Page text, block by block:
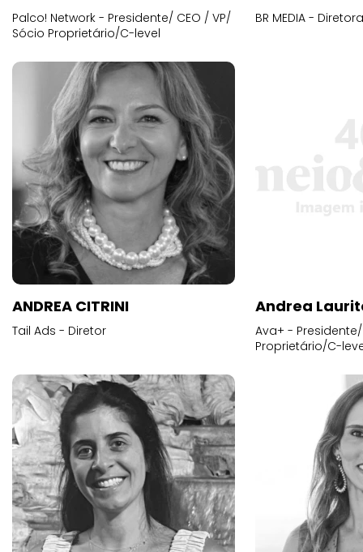
Palco! Network - Presidente/ CEO / VP/
Sócio Proprietário/C-level
BR MEDIA -
ANDREA CITRINI
Tail Ads - Diretor
Andrea
Ava+ -
Proprietário/C-